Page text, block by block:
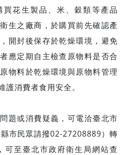
花生製品、米、穀類等產品
生之廠商，於購買前先確認產
開封後保存於乾燥環境，避免
應定期自主檢查原物料是否合
物料於乾燥環境與原物料管理
消費者食用安全。
題或消費疑義，可電洽臺北市
市民眾請撥02-27208889）轉
可至臺北市政府衛生局網站查